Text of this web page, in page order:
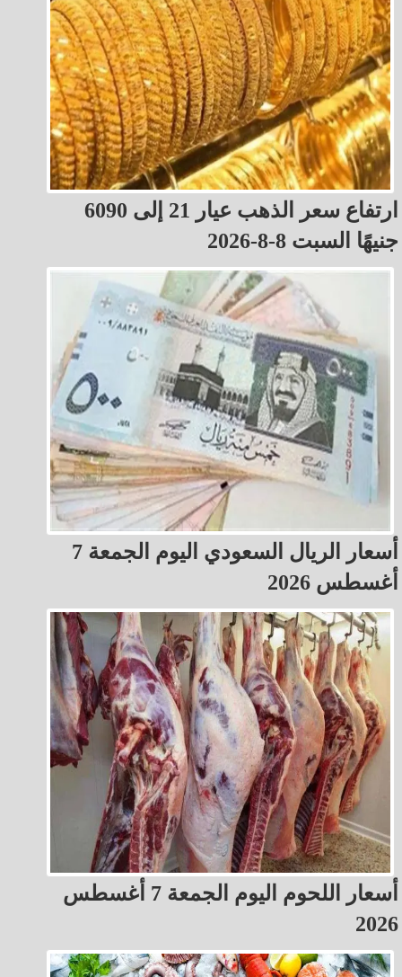
ارتفاع سعر الذهب عيار 21 إلى 6090
جنيهًا السبت 8-8-2026
أسعار الريال السعودي اليوم الجمعة 7
أغسطس 2026
أسعار اللحوم اليوم الجمعة 7 أغسطس
2026